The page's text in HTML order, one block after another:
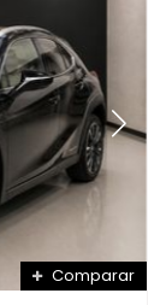
Comparar